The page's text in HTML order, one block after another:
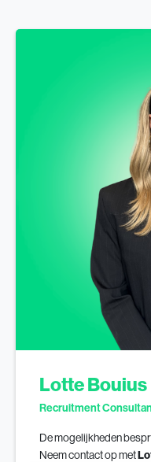
Lotte Bouius
Recruitment
De mogelijkheden
Neem contact op met